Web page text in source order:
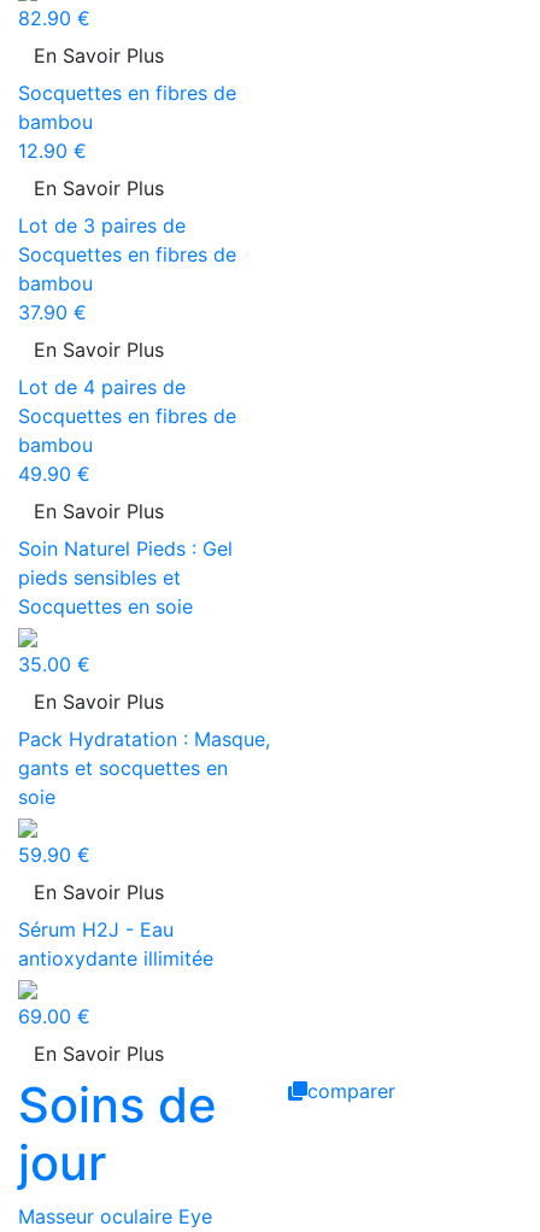
82.90 €
En Savoir Plus
Socquettes en fibres de
bambou
12.90 €
En Savoir Plus
Lot de 3 paires de
Socquettes en fibres de
bambou
37.90 €
En Savoir Plus
Lot de 4 paires de
Socquettes en fibres de
bambou
49.90 €
En Savoir Plus
Soin Naturel Pieds : Gel
pieds sensibles et
Socquettes en soie
35.00 €
En Savoir Plus
Pack Hydratation : Masque,
gants et socquettes en
soie
59.90 €
En Savoir Plus
Sérum H2J - Eau
antioxydante illimitée
69.00 €
En Savoir Plus
Soins de
jour
comparer
Masseur oculaire Eye